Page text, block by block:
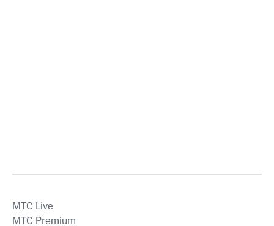
MTС Live
MTС Premium